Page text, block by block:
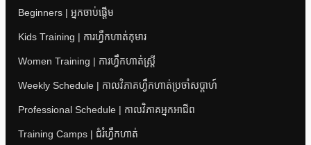
Beginners | អ្នកចាប់ផ្តើម
Kids Training | ការហ្វឹកហាត់កុមារ
Women Training | ការហ្វឹកហាត់ស្ត្រី
Weekly Schedule | កាលវិភាគហ្វឹកហាត់ប្រចាំសប្តាហ៍
Professional Schedule | កាលវិភាគអ្នកអាជីព
Training Camps | ជំរំហ្វឹកហាត់